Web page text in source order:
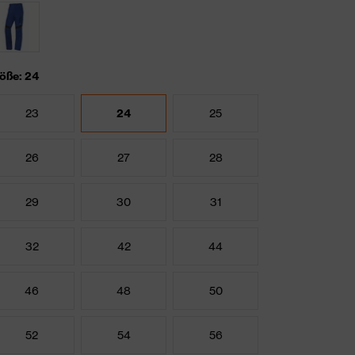
24
23 24 25
26 27 28
29 30 31
32 42 44
46 48 50
52 54 56